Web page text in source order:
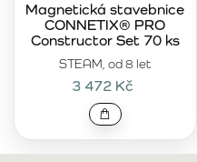
STEAM, od 8 let
Magnetická stavebnice
CONNETIX® PRO
Constructor Set 70 ks
3 472 Kč